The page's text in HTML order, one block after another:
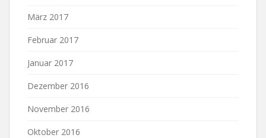
März 2017
Februar 2017
Januar 2017
Dezember 2016
November 2016
Oktober 2016